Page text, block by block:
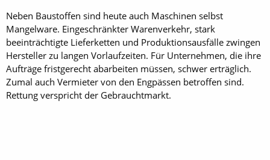
Neben Baustoffen sind heute auch Maschinen selbst
Mangelware. Eingeschränkter Warenverkehr, stark
beeinträchtigte Lieferketten und Produktionsausfälle zwingen
Hersteller zu langen Vorlaufzeiten. Für Unternehmen, die ihre
Aufträge fristgerecht abarbeiten müssen, schwer erträglich.
Zumal auch Vermieter von den Engpässen betroffen sind.
Rettung verspricht der Gebrauchtmarkt.